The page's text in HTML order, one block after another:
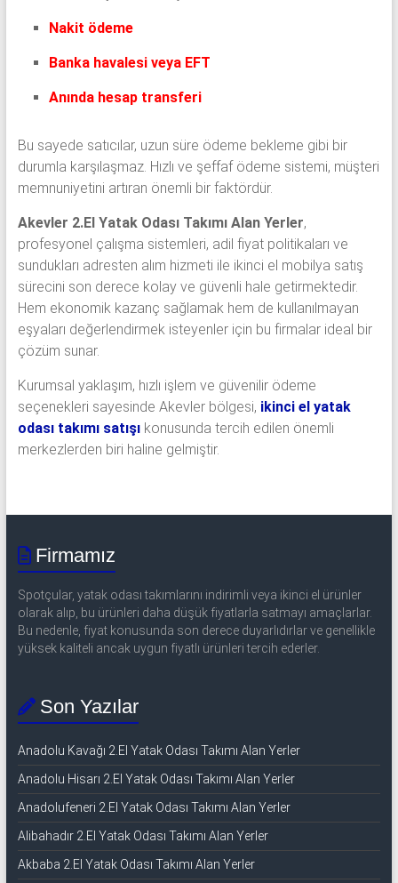
Nakit ödeme
Banka havalesi veya EFT
Anında hesap transferi
Bu sayede satıcılar, uzun süre ödeme bekleme gibi bir
durumla karşılaşmaz. Hızlı ve şeffaf ödeme sistemi, müşteri
memnuniyetini artıran önemli bir faktördür.
Akevler 2.El Yatak Odası Takımı Alan Yerler,
profesyonel çalışma sistemleri, adil fiyat politikaları ve
sundukları adresten alım hizmeti ile ikinci el mobilya satış
sürecini son derece kolay ve güvenli hale getirmektedir.
Hem ekonomik kazanç sağlamak hem de kullanılmayan
eşyaları değerlendirmek isteyenler için bu firmalar ideal bir
çözüm sunar.
Kurumsal yaklaşım, hızlı işlem ve güvenilir ödeme
seçenekleri sayesinde Akevler bölgesi, ikinci el yatak
odası takımı satışı konusunda tercih edilen önemli
merkezlerden biri haline gelmiştir.
Firmamız
Spotçular, yatak odası takımlarını indirimli veya ikinci el ürünler
olarak alıp, bu ürünleri daha düşük fiyatlarla satmayı amaçlarlar.
Bu nedenle, fiyat konusunda son derece duyarlıdırlar ve genellikle
yüksek kaliteli ancak uygun fiyatlı ürünleri tercih ederler.
Son Yazılar
Anadolu Kavağı 2.El Yatak Odası Takımı Alan Yerler
Anadolu Hisarı 2.El Yatak Odası Takımı Alan Yerler
Anadolufeneri 2.El Yatak Odası Takımı Alan Yerler
Alibahadır 2.El Yatak Odası Takımı Alan Yerler
Akbaba 2.El Yatak Odası Takımı Alan Yerler